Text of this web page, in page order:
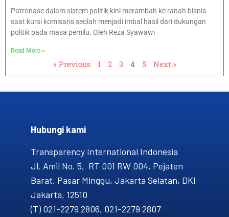
Patronase dalam sistem politik kini merambah ke ranah bisnis
saat kursi komisaris seolah menjadi imbal hasil dari dukungan
politik pada masa pemilu. Oleh Reza Syawawi
Read More »
« Previous 1 2 3 4 5 Next »
Hubungi kami​
Transparency International Indonesia
Jl. Amil No. 5, RT 001 RW 004, Pejaten
Barat, Pasar Minggu, Jakarta Selatan, DKI
Jakarta, 12510
(T) 021-2279 2806, 021-2279 2807